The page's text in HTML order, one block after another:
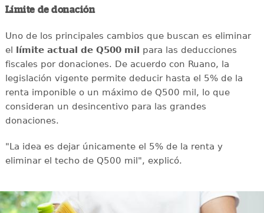
Límite de donación
Uno de los principales cambios que buscan es eliminar
el límite actual de Q500 mil para las deducciones
fiscales por donaciones. De acuerdo con Ruano, la
legislación vigente permite deducir hasta el 5% de la
renta imponible o un máximo de Q500 mil, lo que
consideran un desincentivo para las grandes
donaciones.
"La idea es dejar únicamente el 5% de la renta y
eliminar el techo de Q500 mil", explicó.